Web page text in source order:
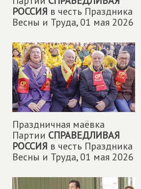
РОССИЯ в честь Праздника
Весны и Труда,01 мая 2026
Праздничная маëвка
Партии СПРАВЕДЛИВАЯ
РОССИЯ в честь Праздника
Весны и Труда,01 мая 2026